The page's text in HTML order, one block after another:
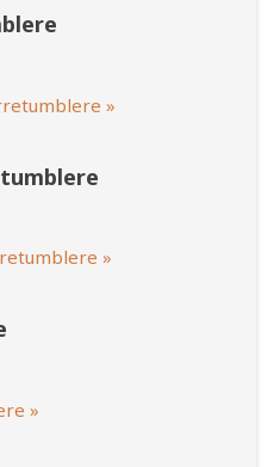
»
»
»